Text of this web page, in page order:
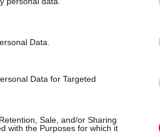
Data.
Data for Targeted
Sale, and/or Sharing
with the Purposes for which it